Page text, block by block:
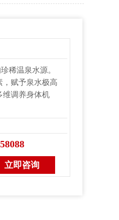
稀温泉水源。
，赋予泉水极高
维调养身体机
立即咨询